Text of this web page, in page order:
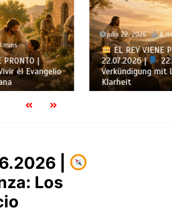
julio 22, 2026 6 mins
EL REY VIENE PRONTO |
22.07.2026 |
22. Juli –
Verkündigung mit Liebe und
Klarheit
|
Los